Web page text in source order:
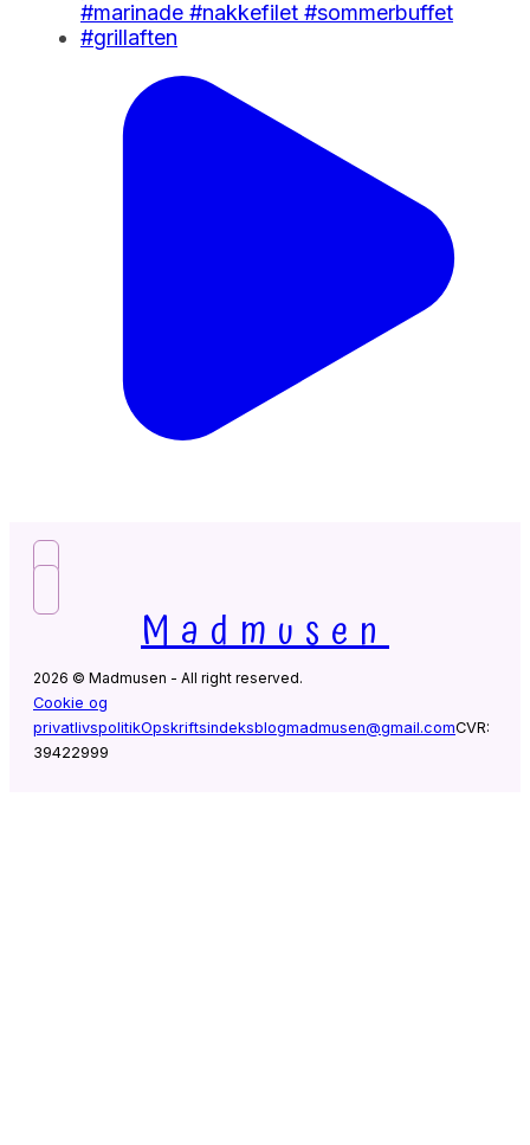
Madmusen
2026 © Madmusen - All right reserved.
Cookie og
privatlivspolitikOpskriftsindeksblogmadmusen@gmail.comCVR:
39422999